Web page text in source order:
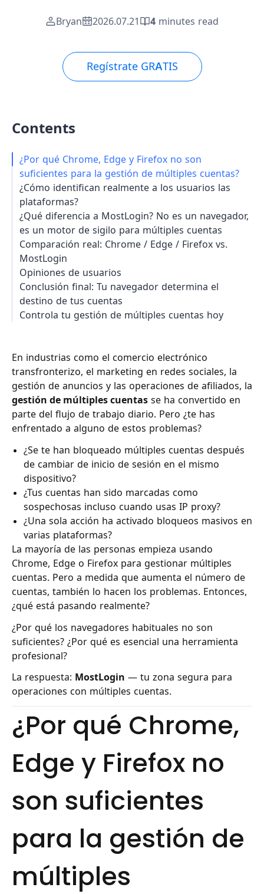
Bryan 2026.07.21 4 minutes read
Regístrate GRATIS
Contents
¿Por qué Chrome, Edge y Firefox no son
suficientes para la gestión de múltiples cuentas?
¿Cómo identifican realmente a los usuarios las
plataformas?
¿Qué diferencia a MostLogin? No es un navegador,
es un motor de sigilo para múltiples cuentas
Comparación real: Chrome / Edge / Firefox vs.
MostLogin
Opiniones de usuarios
Conclusión final: Tu navegador determina el
destino de tus cuentas
Controla tu gestión de múltiples cuentas hoy
En industrias como el comercio electrónico
transfronterizo, el marketing en redes sociales, la
gestión de anuncios y las operaciones de afiliados, la
gestión de múltiples cuentas se ha convertido en
parte del flujo de trabajo diario. Pero ¿te has
enfrentado a alguno de estos problemas?
¿Se te han bloqueado múltiples cuentas después
de cambiar de inicio de sesión en el mismo
dispositivo?
¿Tus cuentas han sido marcadas como
sospechosas incluso cuando usas IP proxy?
¿Una sola acción ha activado bloqueos masivos en
varias plataformas?
La mayoría de las personas empieza usando
Chrome, Edge o Firefox para gestionar múltiples
cuentas. Pero a medida que aumenta el número de
cuentas, también lo hacen los problemas. Entonces,
¿qué está pasando realmente?
¿Por qué los navegadores habituales no son
suficientes? ¿Por qué es esencial una herramienta
profesional?
La respuesta: MostLogin — tu zona segura para
operaciones con múltiples cuentas.
¿Por qué Chrome,
Edge y Firefox no
son suficientes
para la gestión de
múltiples